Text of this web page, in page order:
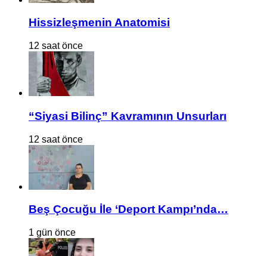
Hissizleşmenin Anatomisi
12 saat önce
“Siyasi Bilinç” Kavramının Unsurları
12 saat önce
Beş Çocuğu İle ‘Deport Kampı’nda…
1 gün önce